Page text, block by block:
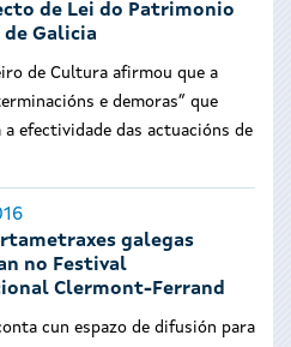
de Lei do Patrimonio
Galicia
de Cultura afirmou que a
e demoras” que
efectividade das actuacións de
galegas
no Festival
Clermont-Ferrand
cun espazo de difusión para